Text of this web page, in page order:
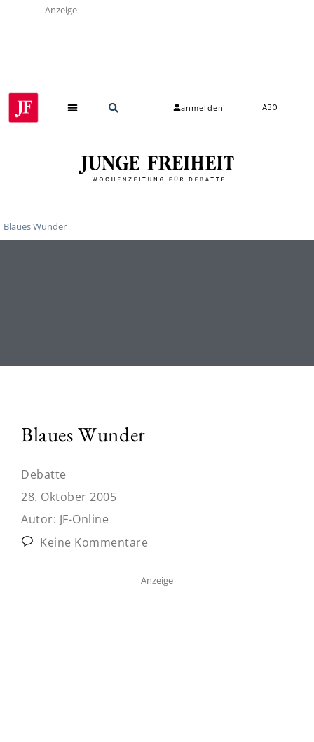
Anzeige
anmelden ABO
Blaues Wunder
Blaues Wunder
Debatte
28. Oktober 2005
Autor: JF-Online
Keine Kommentare
Anzeige